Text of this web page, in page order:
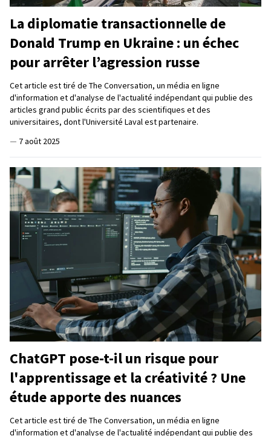
La diplomatie transactionnelle de
Donald Trump en Ukraine : un échec
pour arrêter l’agression russe
Cet article est tiré de The Conversation, un média en ligne
d'information et d'analyse de l'actualité indépendant qui publie des
articles grand public écrits par des scientifiques et des
universitaires, dont l'Université Laval est partenaire.
— 7 août 2025
ChatGPT pose-t-il un risque pour
l'apprentissage et la créativité ? Une
étude apporte des nuances
Cet article est tiré de The Conversation, un média en ligne
d'information et d'analyse de l'actualité indépendant qui publie des